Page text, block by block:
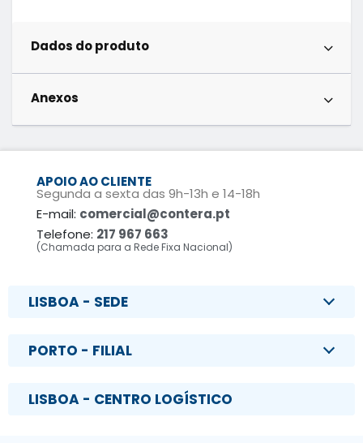
Dados do produto
Anexos
APOIO AO CLIENTE
Segunda a sexta das 9h-13h e 14-18h
E-mail: comercial@contera.pt
Telefone: 217 967 663
(Chamada para a Rede Fixa Nacional)
LISBOA - SEDE
PORTO - FILIAL
LISBOA - CENTRO LOGÍSTICO